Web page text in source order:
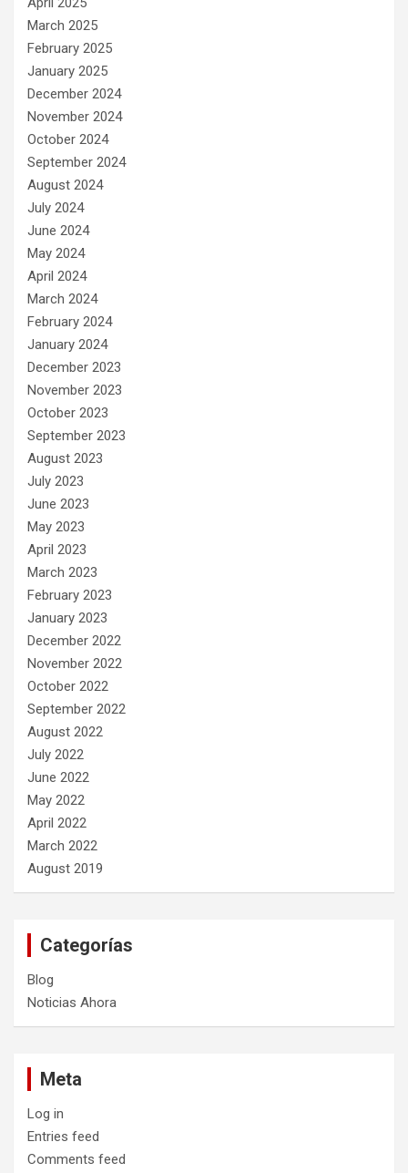
March 2025
February 2025
January 2025
December 2024
November 2024
October 2024
September 2024
August 2024
July 2024
June 2024
May 2024
April 2024
March 2024
February 2024
January 2024
December 2023
November 2023
October 2023
September 2023
August 2023
July 2023
June 2023
May 2023
April 2023
March 2023
February 2023
January 2023
December 2022
November 2022
October 2022
September 2022
August 2022
July 2022
June 2022
May 2022
April 2022
March 2022
August 2019
Categorías
Blog
Noticias Ahora
Meta
Log in
Entries feed
Comments feed